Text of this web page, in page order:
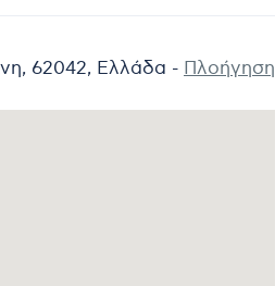
62042, Ελλάδα - Πλοήγηση